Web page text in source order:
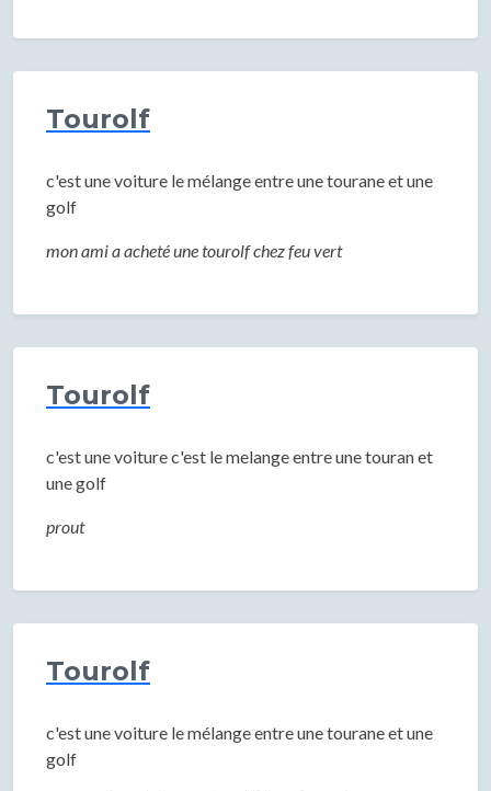
Tourolf
c'est une voiture le mélange entre une tourane et une
golf
mon ami a acheté une tourolf chez feu vert
Tourolf
c'est une voiture c'est le melange entre une touran et
une golf
prout
Tourolf
c'est une voiture le mélange entre une tourane et une
golf